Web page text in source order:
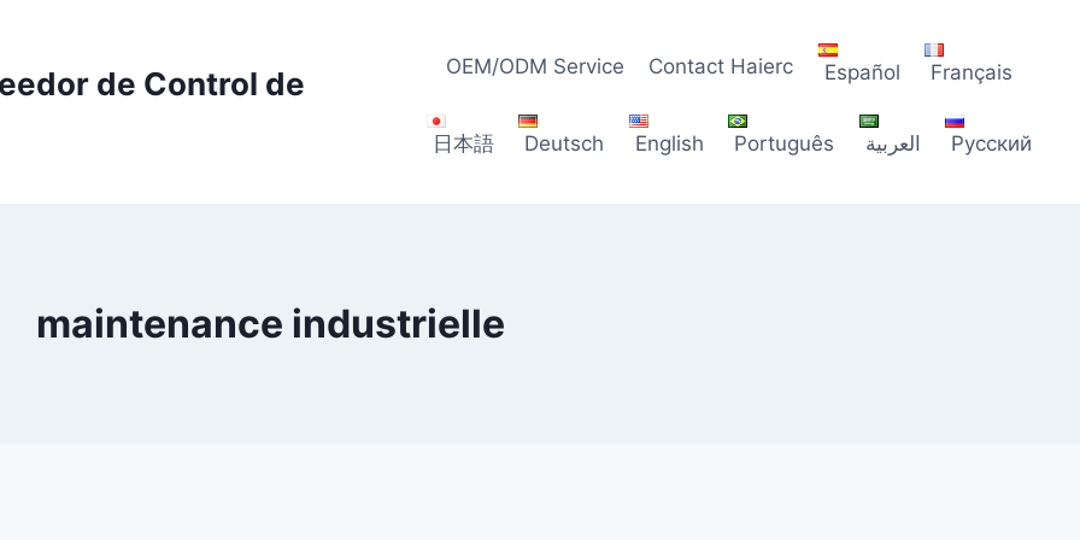
de Control de
OEM/ODM Service Contact Haierc Español Français
日本語 Deutsch English Português العربية Русский
maintenance industrielle